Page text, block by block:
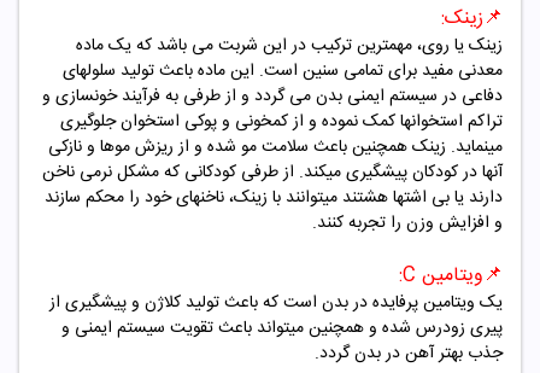
📌زینک:
زینک یا روی، مهمترین ترکیب در این شربت می باشد که یک ماده
معدنی مفید برای تمامی سنین است. این ماده باعث تولید سلولهای
دفاعی در سیستم ایمنی بدن می گردد و از طرفی به فرآیند خونسازی و
تراکم استخوانها کمک نموده و از کمخونی و پوکی استخوان جلوگیری
مینماید. زینک همچنین باعث سلامت مو شده و از ریزش موها و نازکی
آنها در کودکان پیشگیری میکند. از طرفی کودکانی که مشکل نرمی ناخن
دارند یا بی اشتها هشتند میتوانند با زینک، ناخنهای خود را محکم سازند
و افزایش وزن را تجربه کنند.
📌ویتامین C:
یک ویتامین پرفایده در بدن است که باعث تولید کلاژن و پیشگیری از
پیری زودرس شده و همچنین میتواند باعث تقویت سیستم ایمنی و
جذب بهتر آهن در بدن گردد.